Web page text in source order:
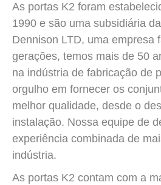
As portas K2 foram
1990 e são uma subsidiária
Dennison LTD, uma empresa
gerações, temos mais de 50
na indústria de fabricação de
orgulho em fornecer os
melhor qualidade, desde o
instalação. Nossa equipe de
experiência combinada de
indústria.
As portas K2 contam com a